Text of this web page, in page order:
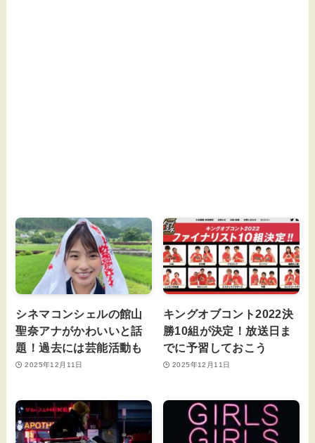
シネマコンシェルの館山
聖奈アナがかわいいと話
題！過去には芸能活動も
2025年12月11日
キングオブコント2022決
勝10組が決定！放送日ま
でに予習しておこう
2025年12月11日